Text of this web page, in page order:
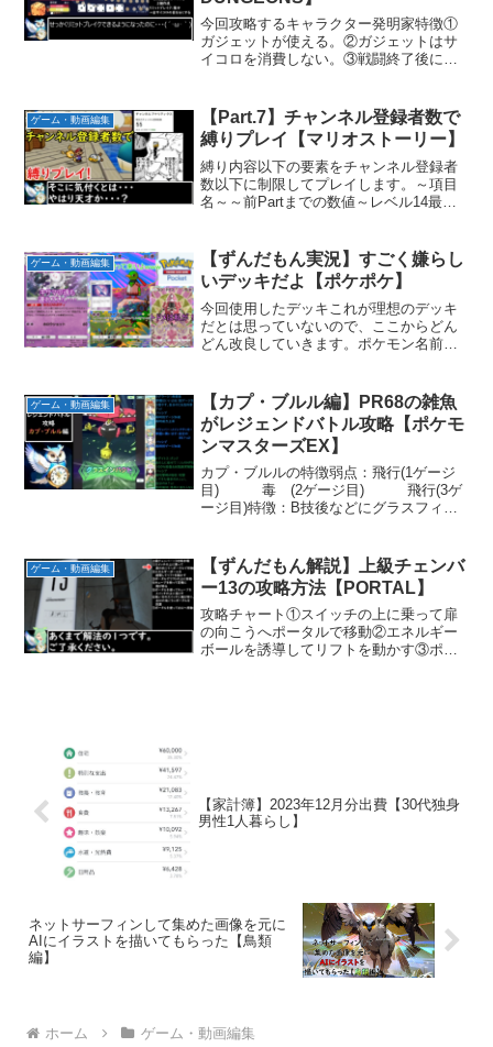
今回攻略するキャラクター発明家特徴①
ガジェットが使える。②ガジェットはサ
イコロを消費しない。③戦闘終了後に必
の目を6にするエピソード2：一挙両得こ
のエピソードの追加ルー...
ゲーム・動画編集
【Part.7】チャンネル登録者数で
縛りプレイ【マリオストーリー】
縛り内容以下の要素をチャンネル登録者
数以下に制限してプレイします。～項目
名～～前Partまでの数値～レベル14最大
回数13星の欠片交換数21使用スターパワ
ー2...
ゲーム・動画編集
【ずんだもん実況】すごく嫌らし
いデッキだよ【ポケポケ】
今回使用したデッキこれが理想のデッキ
だとは思っていないので、ここからどん
どん改良していきます。ポケモン名前枚
グッズとサポート名前枚数モンスターボ
ール2どくバリ2...
ゲーム・動画編集
【カプ・ブルル編】PR68の雑魚
がレジェンドバトル攻略【ポケモ
ンマスターズEX】
カプ・ブルルの特徴弱点：飛行(1ゲージ
目) 毒 (2ゲージ目) 飛行(3ゲ
ージ目)特徴：B技後などにグラスフィー
目)今回登場したバディーズの特徴雨チー
ムラグ...
ゲーム・動画編集
【ずんだもん解説】上級チェンバ
ー13の攻略方法【PORTAL】
攻略チャート①スイッチの上に乗って扉
の向こうへポータルで移動②エネルギー
ボールを誘導してリフトを動かす③ポー
【家計簿】2023年12月分出費【30代独身
男性1人暮らし】
ネットサーフィンして集めた画像を元に
AIにイラストを描いてもらった【鳥類
編】
ホーム ゲーム・動画編集